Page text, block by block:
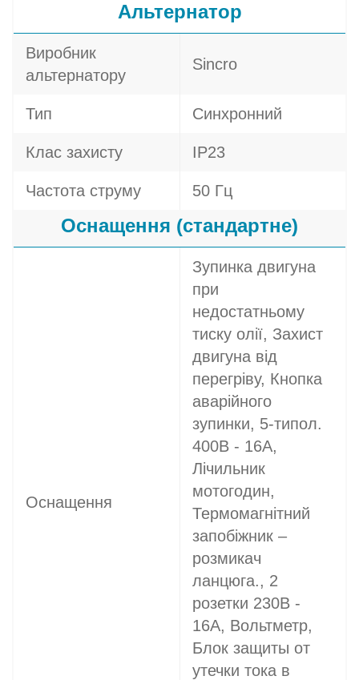
Альтернатор
Виробник
альтернатору
Sincro
Тип Синхронний
Клас захисту IP23
Частота струму 50 Гц
Оснащення (стандартне)
Оснащення
Зупинка двигуна
при
недостатньому
тиску олії, Захист
двигуна від
перегріву, Кнопка
аварійного
зупинки, 5-типол.
400В - 16A,
Лічильник
мотогодин,
Термомагнітний
запобіжник –
розмикач
ланцюга., 2
розетки 230В -
16A, Вольтметр,
Блок защиты от
утечки тока в